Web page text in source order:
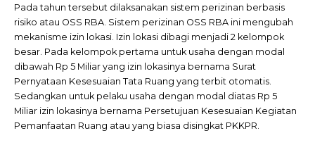
Pada tahun tersebut dilaksanakan sistem perizinan berbasis
risiko atau OSS RBA. Sistem perizinan OSS RBA ini mengubah
mekanisme izin lokasi. Izin lokasi dibagi menjadi 2 kelompok
besar. Pada kelompok pertama untuk usaha dengan modal
dibawah Rp 5 Miliar yang izin lokasinya bernama Surat
Pernyataan Kesesuaian Tata Ruang yang terbit otomatis.
Sedangkan untuk pelaku usaha dengan modal diatas Rp 5
Miliar izin lokasinya bernama Persetujuan Kesesuaian Kegiatan
Pemanfaatan Ruang atau yang biasa disingkat PKKPR.